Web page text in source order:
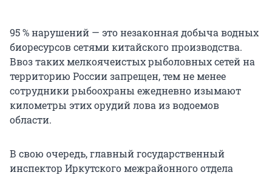
95 % нарушений — это незаконная добыча водных
биоресурсов сетями китайского производства.
Ввоз таких мелкоячеистых рыболовных сетей на
территорию России запрещен, тем не менее
сотрудники рыбоохраны ежедневно изымают
километры этих орудий лова из водоемов
области.
В свою очередь, главный государственный
инспектор Иркутского межрайонного отдела